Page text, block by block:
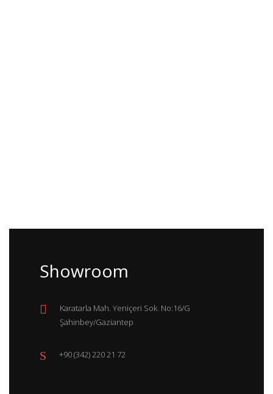
Showroom
Karatarla Mah. Yeniçeri Sok. No:16/G
Şahinbey/Gaziantep
+90 (342) 220 21 72